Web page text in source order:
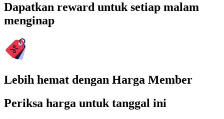
Dapatkan reward untuk setiap malam
menginap
Lebih hemat dengan Harga Member
Periksa harga untuk tanggal ini